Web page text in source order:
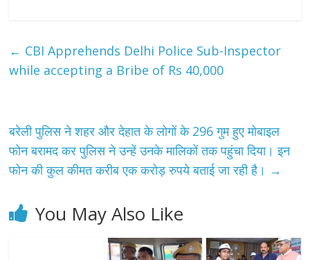
← CBI Apprehends Delhi Police Sub-Inspector
while accepting a Bribe of Rs 40,000
बरेली पुलिस ने शहर और देहात के लोगों के 296 गुम हुए मोबाइल
फोन बरामद कर पुलिस ने उन्हें उनके मालिकों तक पहुंचा दिया। इन
फोन की कुल कीमत करीब एक करोड़ रुपये बताई जा रही है। →
You May Also Like